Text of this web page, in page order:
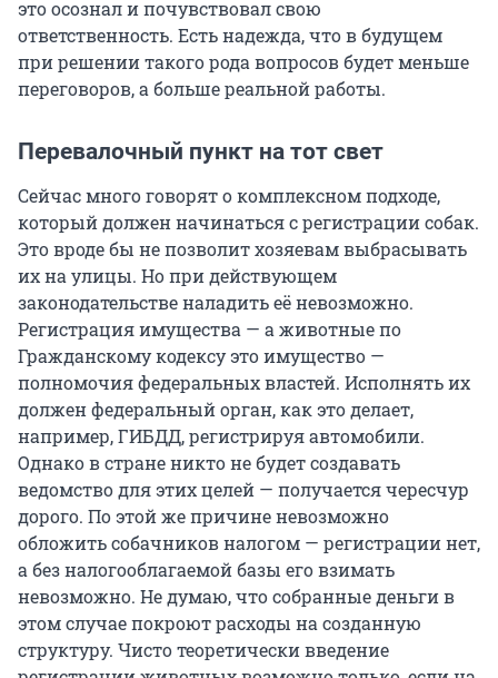
это осознал и почувствовал свою
ответственность. Есть надежда, что в будущем
при решении такого рода вопросов будет меньше
переговоров, а больше реальной работы.
Перевалочный пункт на тот свет
Сейчас много говорят о комплексном подходе,
который должен начинаться с регистрации собак.
Это вроде бы не позволит хозяевам выбрасывать
их на улицы. Но при действующем
законодательстве наладить её невозможно.
Регистрация имущества — а животные по
Гражданскому кодексу это имущество —
полномочия федеральных властей. Исполнять их
должен федеральный орган, как это делает,
например, ГИБДД, регистрируя автомобили.
Однако в стране никто не будет создавать
ведомство для этих целей — получается чересчур
дорого. По этой же причине невозможно
обложить собачников налогом — регистрации нет,
а без налогооблагаемой базы его взимать
невозможно. Не думаю, что собранные деньги в
этом случае покроют расходы на созданную
структуру. Чисто теоретически введение